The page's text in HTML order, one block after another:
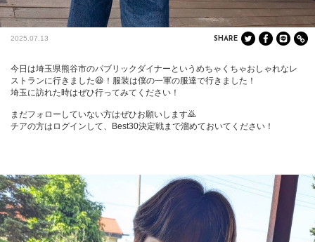
2025.07.13 SHARE
今日は埼玉県熊谷市のパブリックダイナーというめちゃくちゃおしゃれなレ
ストランに行きました😆！服装は僕の一軍の服達で行きました！
埼玉に訪れた時はぜひ行ってみてください！
まだフォローしていない方はぜひお願いします🙇
チアの方はログインして、Best30決定戦まで溜めておいてください！